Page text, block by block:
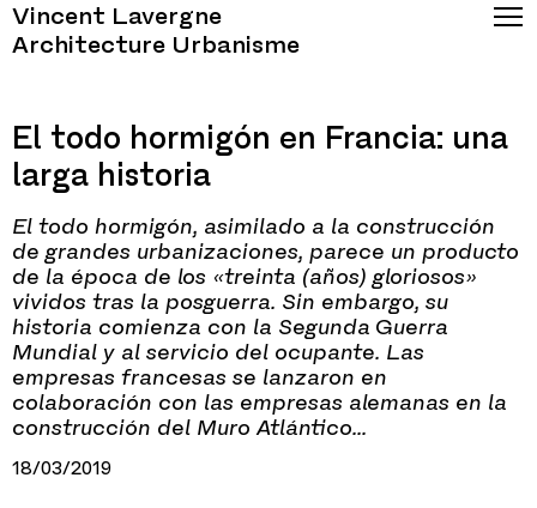
Vincent Lavergne
Architecture Urbanisme
El todo hormigón en Francia: una
larga historia
El todo hormigón, asimilado a la construcción
de grandes urbanizaciones, parece un producto
de la época de los «treinta (años) gloriosos»
vividos tras la posguerra. Sin embargo, su
historia comienza con la Segunda Guerra
Mundial y al servicio del ocupante. Las
empresas francesas se lanzaron en
colaboración con las empresas alemanas en la
construcción del Muro Atlántico...
18/03/2019